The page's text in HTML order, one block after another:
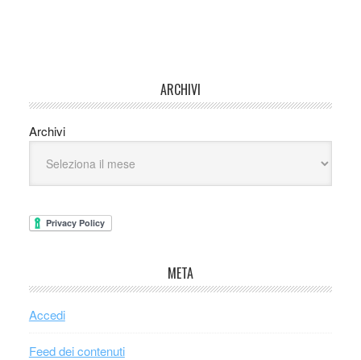
ARCHIVI
Archivi
META
Accedi
Feed dei contenuti